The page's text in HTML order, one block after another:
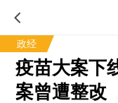
政经
疫苗大案下
案曾遭整改